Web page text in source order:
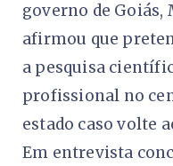
governo de Goiás,
afirmou que
a pesquisa
profissional no
estado caso volte
Em entrevista